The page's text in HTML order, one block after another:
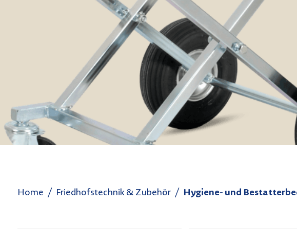
Home Friedhofstechnik & Zubehör Hygiene- und